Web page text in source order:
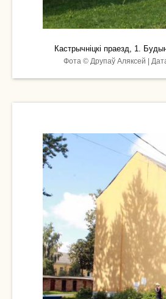
Кастрычніцкі праезд, 1.
Фота © Друпаў Аляксей |